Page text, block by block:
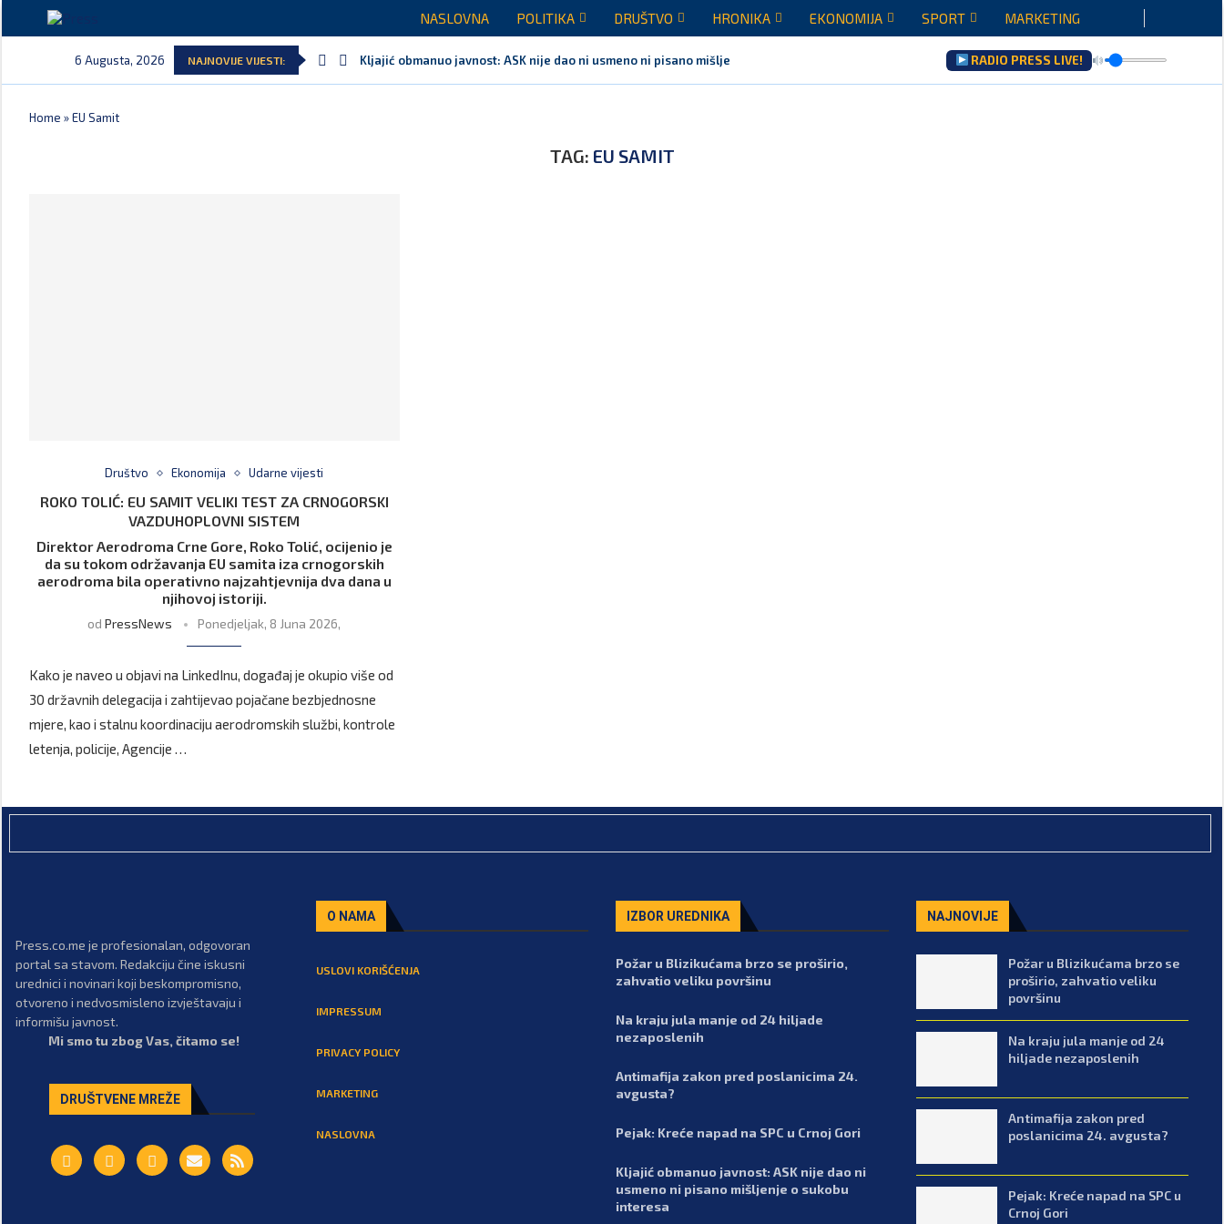
NASLOVNA POLITIKA DRUŠTVO HRONIKA EKONOMIJA SPORT MARKETING
6 Augusta, 2026 NAJNOVIJE VIJESTI: Kljajić obmanuo javnost: ASK nije dao ni usmeno ni pisano mišljenje... RADIO PRESS LIVE!
Home »EU Samit
TAG: EU SAMIT
Društvo Ekonomija Udarne vijesti
ROKO TOLIĆ: EU SAMIT VELIKI TEST ZA CRNOGORSKI
VAZDUHOPLOVNI SISTEM
Direktor Aerodroma Crne Gore, Roko Tolić, ocijenio je
da su tokom održavanja EU samita iza crnogorskih
aerodroma bila operativno najzahtjevnija dva dana u
njihovoj istoriji.
odPressNews Ponedjeljak, 8 Juna 2026,
Kako je naveo u objavi na LinkedInu, događaj je okupio više od
30 državnih delegacija i zahtijevao pojačane bezbjednosne
mjere, kao i stalnu koordinaciju aerodromskih službi, kontrole
letenja, policije, Agencije …
Press.co.me je profesionalan, odgovoran
portal sa stavom. Redakciju čine iskusni
urednici i novinari koji beskompromisno,
otvoreno i nedvosmisleno izvještavaju i
informišu javnost.
Mi smo tu zbog Vas, čitamo se!
DRUŠTVENE MREŽE
O NAMA
USLOVI KORIŠĆENJA
IMPRESSUM
PRIVACY POLICY
MARKETING
NASLOVNA
IZBOR UREDNIKA
Požar u Blizikućama brzo se proširio,
zahvatio veliku površinu
Na kraju jula manje od 24 hiljade
nezaposlenih
Antimafija zakon pred poslanicima 24.
avgusta?
Pejak: Kreće napad na SPC u Crnoj Gori
Kljajić obmanuo javnost: ASK nije dao ni
usmeno ni pisano mišljenje o sukobu
interesa
NAJNOVIJE
Požar u Blizikućama brzo se
proširio, zahvatio veliku
površinu
Na kraju jula manje od 24
hiljade nezaposlenih
Antimafija zakon pred
poslanicima 24. avgusta?
Pejak: Kreće napad na SPC u
Crnoj Gori